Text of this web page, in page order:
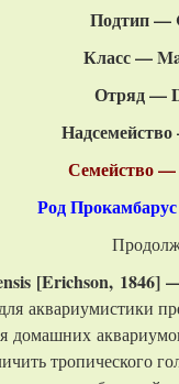
Подтип —
Класс —
Отряд —
Семейство —
Род
[Erichson,
аквариумистики
тропического